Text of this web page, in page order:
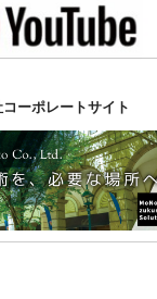
ーポレートサイト